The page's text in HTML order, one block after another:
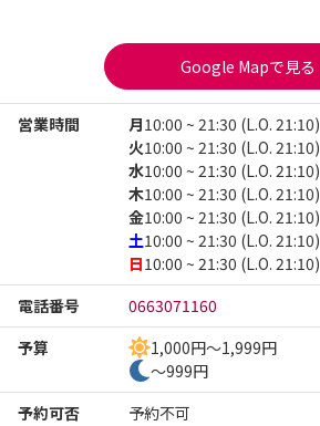
Google Mapで見る
営業時間 月10:00 ~ 21:30 (L.O. 21:10)
火10:00 ~ 21:30 (L.O. 21:10)
水10:00 ~ 21:30 (L.O. 21:10)
木10:00 ~ 21:30 (L.O. 21:10)
金10:00 ~ 21:30 (L.O. 21:10)
土10:00 ~ 21:30 (L.O. 21:10)
日10:00 ~ 21:30 (L.O. 21:10)
電話番号
0663071160
予算
1,000円～1,999円
～999円
予約可否
予約不可